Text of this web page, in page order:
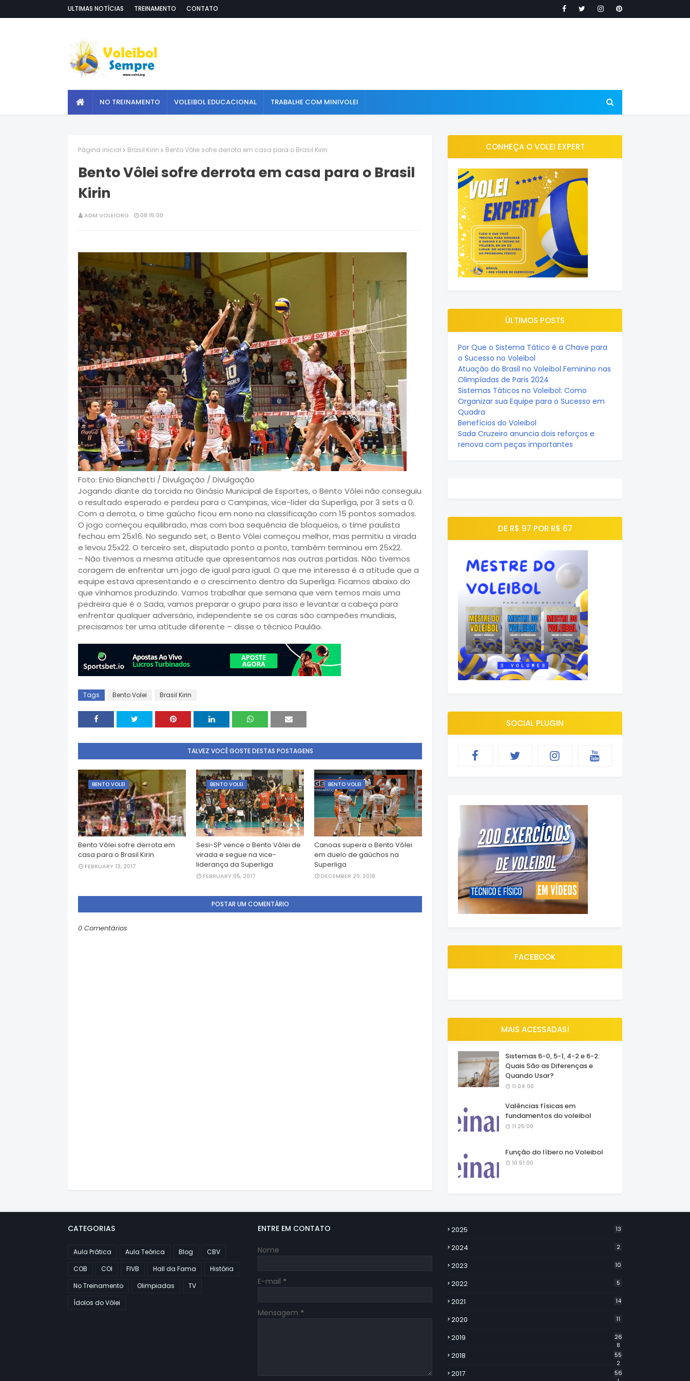
ULTIMAS NOTÍCIAS TREINAMENTO CONTATO
NO TREINAMENTO VOLEIBOL EDUCACIONAL TRABALHE COM MINIVOLEI
Página inicial Brasil Kirin Bento Vôlei sofre derrota em casa para o Brasil Kirin
Bento Vôlei sofre derrota em casa para o Brasil
Kirin
ADM VOLEIORG 08:15:00
Foto: Enio Bianchetti / Divulgação / Divulgação
Jogando diante da torcida no Ginásio Municipal de Esportes, o Bento Vôlei não conseguiu
o resultado esperado e perdeu para o Campinas, vice-líder da Superliga, por 3 sets a 0.
Com a derrota, o time gaúcho ficou em nono na classificação com 15 pontos somados.
O jogo começou equilibrado, mas com boa sequência de bloqueios, o time paulista
fechou em 25x16. No segundo set, o Bento Vôlei começou melhor, mas permitiu a virada
e levou 25x22. O terceiro set, disputado ponto a ponto, também terminou em 25x22.
– Não tivemos a mesma atitude que apresentamos nas outras partidas. Não tivemos
coragem de enfrentar um jogo de igual para igual. O que me interessa é a atitude que a
equipe estava apresentando e o crescimento dentro da Superliga. Ficamos abaixo do
que vínhamos produzindo. Vamos trabalhar que semana que vem temos mais uma
pedreira que é o Sada, vamos preparar o grupo para isso e levantar a cabeça para
enfrentar qualquer adversário, independente se os caras são campeões mundiais,
precisamos ter uma atitude diferente – disse o técnico Paulão.
Tags Bento Volei Brasil Kirin
TALVEZ VOCÊ GOSTE DESTAS POSTAGENS
BENTO VOLEI
Bento Vôlei sofre derrota em
casa para o Brasil Kirin
FEBRUARY 13, 2017
BENTO VOLEI
Sesi-SP vence o Bento Vôlei de
virada e segue na vice-
liderança da Superliga
FEBRUARY 05, 2017
BENTO VOLEI
Canoas supera o Bento Vôlei
em duelo de gaúchos na
Superliga
DECEMBER 20, 2016
POSTAR UM COMENTÁRIO
0 Comentários
CONHEÇA O VOLEI EXPERT
ÚLTIMOS POSTS
Por Que o Sistema Tático é a Chave para
o Sucesso no Voleibol
Atuação do Brasil no Voleibol Feminino nas
Olimpíadas de Paris 2024
Sistemas Táticos no Voleibol: Como
Organizar sua Equipe para o Sucesso em
Quadra
Benefícios do Voleibol
Sada Cruzeiro anuncia dois reforços e
renova com peças importantes
DE R$ 97 POR R$ 67
SOCIAL PLUGIN
FACEBOOK
MAIS ACESSADAS!
Sistemas 6-0, 5-1, 4-2 e 6-2:
Quais São as Diferenças e
Quando Usar?
11:04:00
Valências físicas em
fundamentos do voleibol
11:25:00
Função do líbero no Voleibol
10:51:00
CATEGORIAS
Aula Prática Aula Teórica Blog
CBV
COB
COI FIVB Hall da Fama
História
No Treinamento
Olimpiadas
TV
Ídolos do Vôlei
ENTRE EM CONTATO
Nome
E-mail *
Mensagem *
2025 13
2024 2
2023 10
2022 5
2021 14
2020 11
2019
26
8
2018
55
2
2017
56